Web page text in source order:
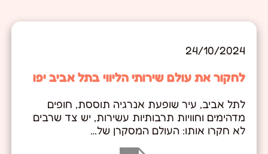
24/10/2024
לחקור את עולם שירותי הליווי בתל אביב יפו
לתל אביב, עיר שופעת אנרגיה תוססת, חופים
מדהימים וחוויות תרבותיות עשירות, יש צד שרבים
לא חקרו אותו: העולם המסקרן של…